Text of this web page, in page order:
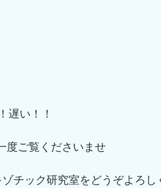
遅い！！
度ご覧くださいませ
チック研究室をどうぞよろし